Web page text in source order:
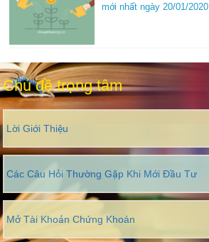
mới nhất ngày 20/01/2020
Chủ đề trọng tâm
Lời Giới Thiệu
Các Câu Hỏi Thường Gặp Khi Mới Đầu Tư
Mở Tài Khoản Chứng Khoán